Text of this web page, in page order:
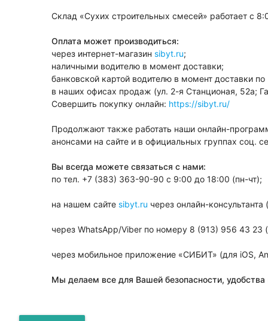
Склад «Сухих строительных смесей» работает с
Оплата может производиться:
через интернет-магазинsibyt.ru;
наличными водителю в момент доставки;
банковской картой водителю в момент доставки
в наших офисах продаж (ул. 2-я Станционая, 52а;
Совершить покупку онлайн: https://sibyt.ru/
Продолжают также работать наши онлайн-
анонсами на сайте и в официальных группах соц.
Вы всегда можете связаться с нами:
по тел. +7 (383) 363-90-90 с 9:00 до 18:00 (пн-чт);
на нашем сайтеsibyt.ru через онлайн-
через WhatsApp/Viber по номеру 8 (913) 956 43 23
через мобильное приложение «СИБИТ» (для iOS,
Мы делаем все для Вашей безопасности,